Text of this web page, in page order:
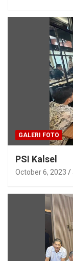
GALERI FOTO
PSI Kalsel
October 6, 2023